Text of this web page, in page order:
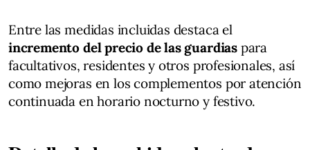
Entre las medidas incluidas destaca el
incremento del precio de las guardiaspara
facultativos, residentes y otros profesionales, así
como mejoras en los complementos por atención
continuada en horario nocturno y festivo.